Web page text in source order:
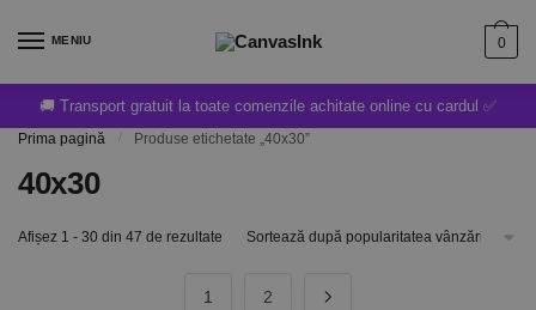
MENIU 0
🚚 Transport gratuit la toate comenzile achitate online cu cardul ✅
Prima pagină / Produse etichetate „40x30”
40x30
Afișez 1 - 30 din 47 de rezultate
1 2